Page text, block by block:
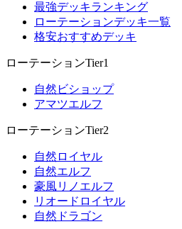
最強デッキランキング
ローテーションデッキ一覧
格安おすすめデッキ
ローテーションTier1
自然ビショップ
アマツエルフ
ローテーションTier2
自然ロイヤル
自然エルフ
豪風リノエルフ
リオードロイヤル
自然ドラゴン